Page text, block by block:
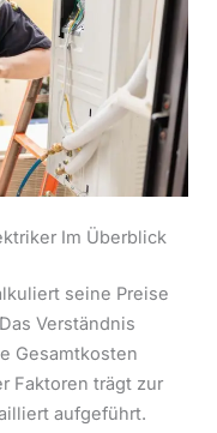
Im Überblick
seine Preise
Verständnis
Gesamtkosten
Faktoren trägt zur
aufgeführt.